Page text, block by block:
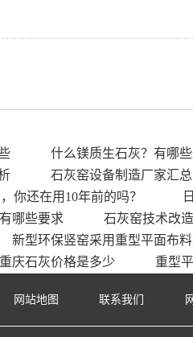
什么镁质生石灰？有哪些
石灰窑设备制造厂家汇总
你还在用10年前的吗？
哪些要求
石灰窑技术改
新型环保竖窑采用重型平面布
重庆石灰价格是多少 重型
网站地图 联系我们